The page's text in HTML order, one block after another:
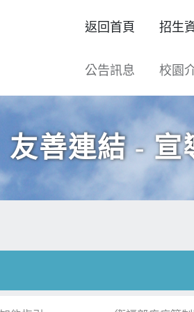
返回首頁 招生
公告訊息 校園
友善連結 - 宣